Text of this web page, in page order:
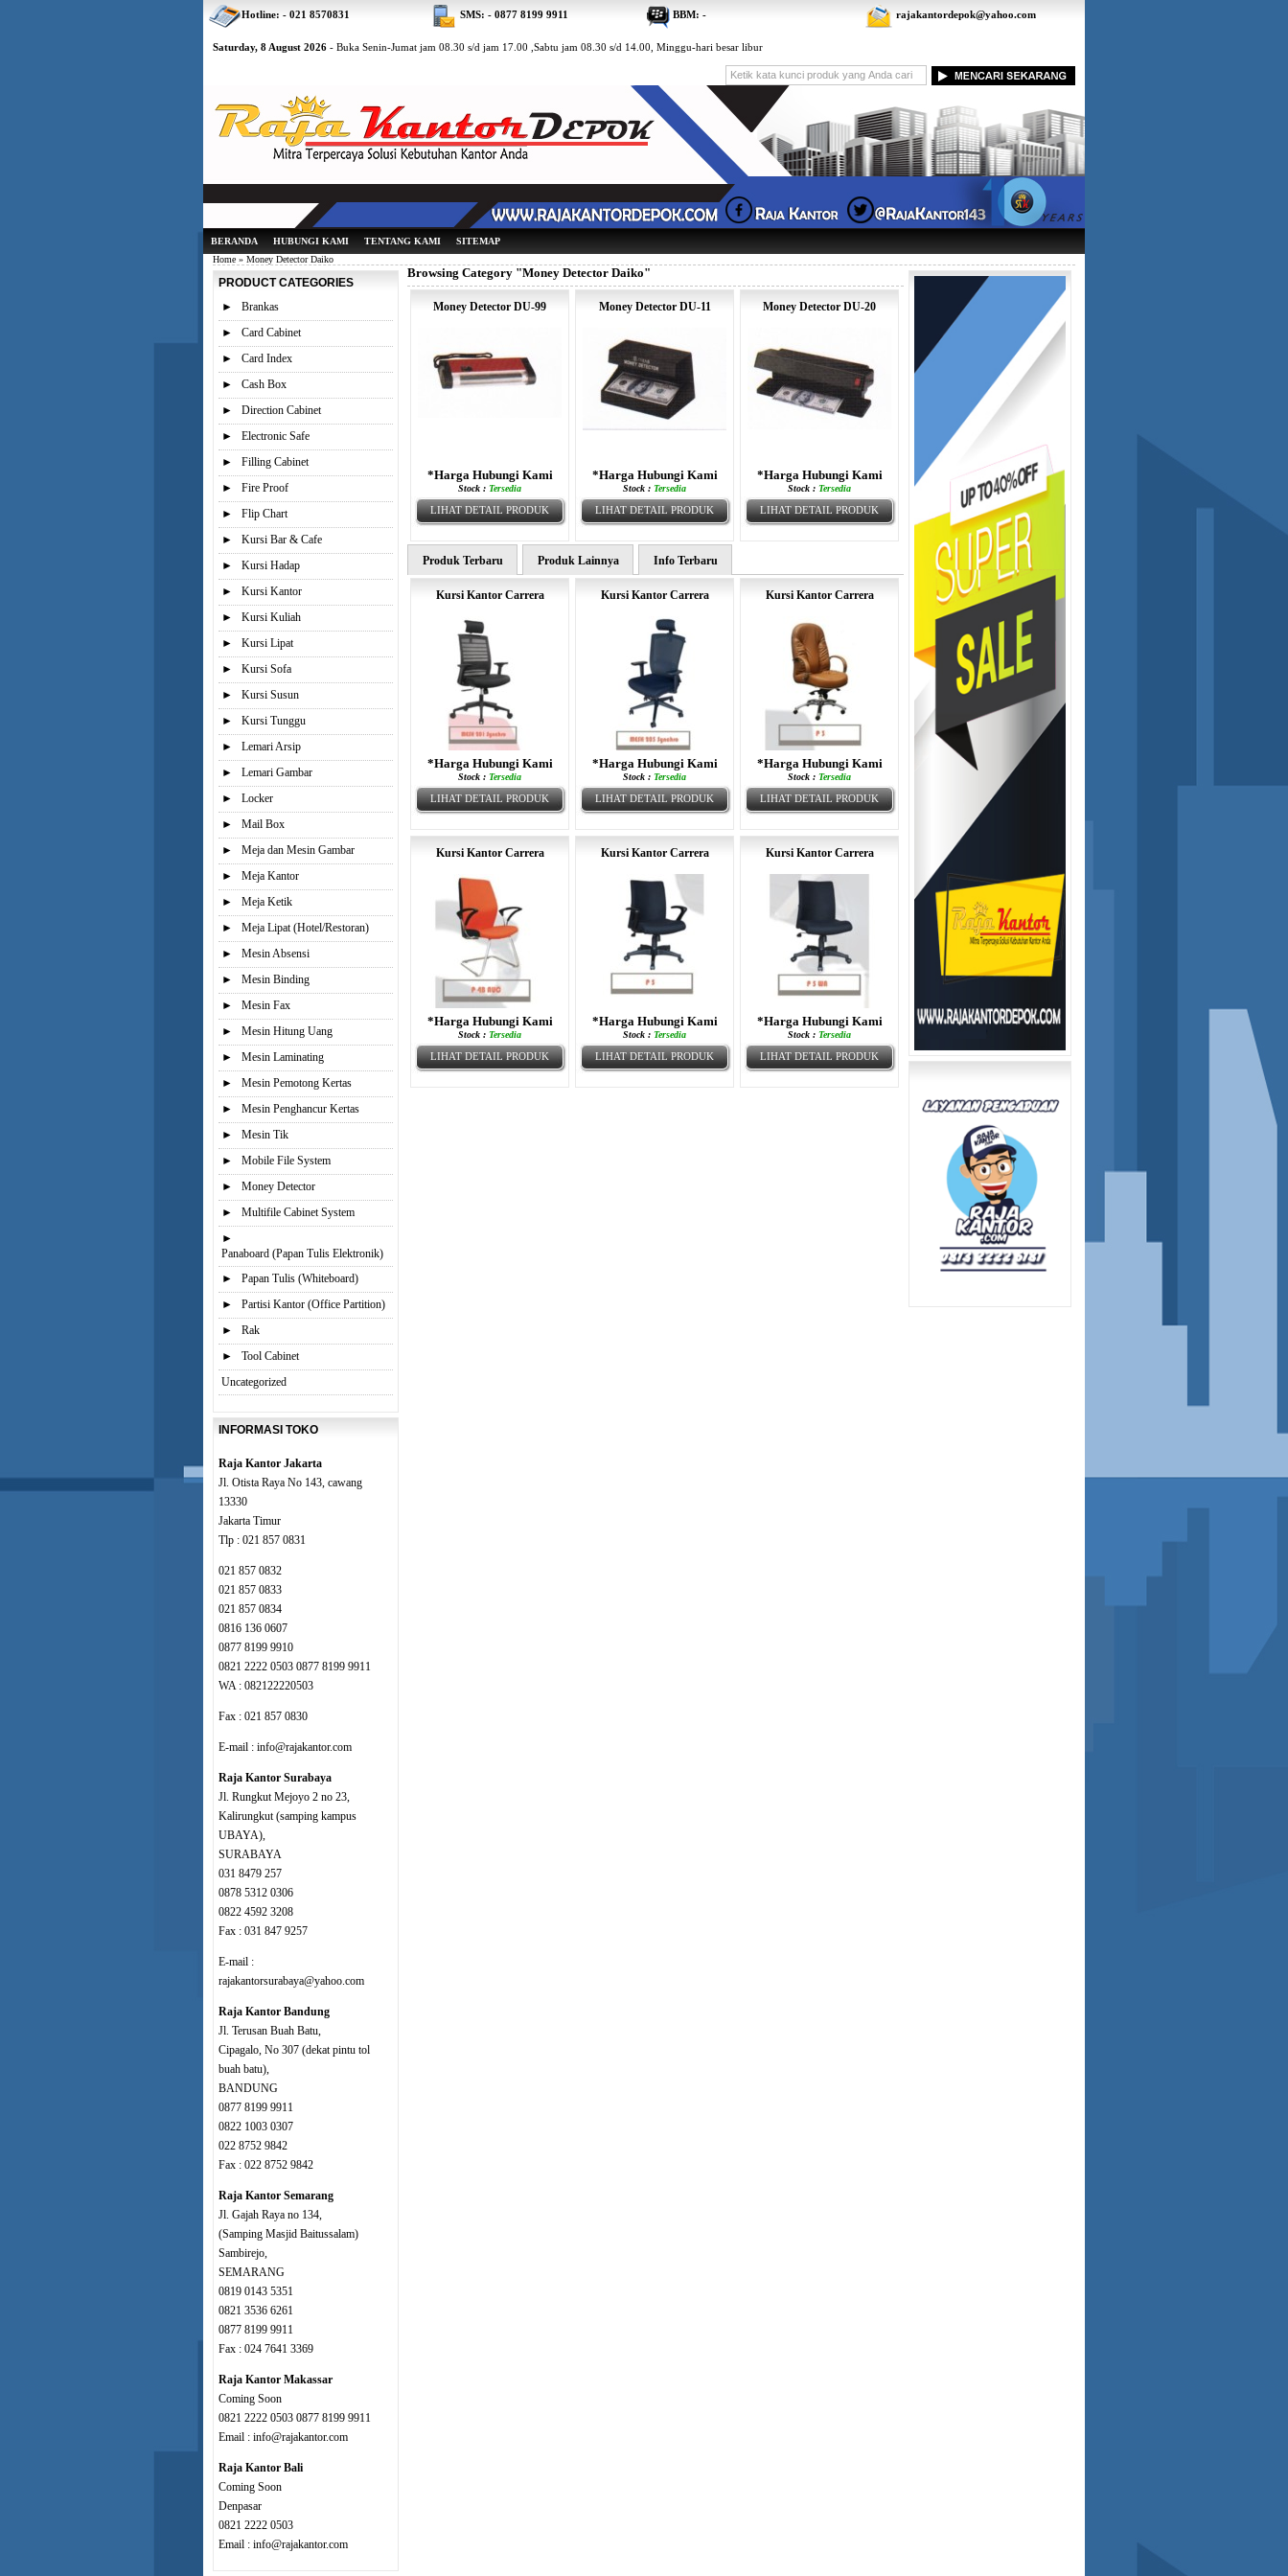
Saturday, 8 August 2026 - Buka Senin-Jumat jam 08.30 s/d jam 17.00 ,Sabtu jam 08.30 s/d 14.00, Minggu-hari besar libur
BERANDA HUBUNGI KAMI TENTANG KAMI
SITEMAP
Home » Money Detector Daiko
Browsing Category "Money Detector Daiko"
Money Detector DU-99
*Harga Hubungi Kami
Stock : Tersedia
LIHAT DETAIL PRODUK
Money Detector DU-11
*Harga Hubungi Kami
Stock : Tersedia
LIHAT DETAIL PRODUK
Money Detector DU-20
*Harga Hubungi Kami
Stock : Tersedia
LIHAT DETAIL PRODUK
Produk Terbaru Produk Lainnya Info Terbaru
Kursi Kantor Carrera
*Harga Hubungi Kami
Stock : Tersedia
LIHAT DETAIL PRODUK
Kursi Kantor Carrera
*Harga Hubungi Kami
Stock : Tersedia
LIHAT DETAIL PRODUK
Kursi Kantor Carrera
*Harga Hubungi Kami
Stock : Tersedia
LIHAT DETAIL PRODUK
Kursi Kantor Carrera
*Harga Hubungi Kami
Stock : Tersedia
LIHAT DETAIL PRODUK
Kursi Kantor Carrera
*Harga Hubungi Kami
Stock : Tersedia
LIHAT DETAIL PRODUK
Kursi Kantor Carrera
*Harga Hubungi Kami
Stock : Tersedia
LIHAT DETAIL PRODUK
PRODUCT CATEGORIES
►
Brankas
►
Card Cabinet
►
Card Index
►
Cash Box
►
Direction Cabinet
►
Electronic Safe
►
Filling Cabinet
►
Fire Proof
►
Flip Chart
►
Kursi Bar & Cafe
►
Kursi Hadap
►
Kursi Kantor
►
Kursi Kuliah
►
Kursi Lipat
►
Kursi Sofa
►
Kursi Susun
►
Kursi Tunggu
►
Lemari Arsip
►
Lemari Gambar
►
Locker
►
Mail Box
►
Meja dan Mesin Gambar
►
Meja Kantor
►
Meja Ketik
►
Meja Lipat (Hotel/Restoran)
►
Mesin Absensi
►
Mesin Binding
►
Mesin Fax
►
Mesin Hitung Uang
►
Mesin Laminating
►
Mesin Pemotong Kertas
►
Mesin Penghancur Kertas
►
Mesin Tik
►
Mobile File System
►
Money Detector
►
Multifile Cabinet System
►
Panaboard (Papan Tulis Elektronik)
►
Papan Tulis (Whiteboard)
►
Partisi Kantor (Office Partition)
►
Rak
►
Tool Cabinet
Uncategorized
INFORMASI TOKO
Raja Kantor Jakarta
Jl. Otista Raya No 143, cawang
13330
Jakarta Timur
Tlp : 021 857 0831
021 857 0832
021 857 0833
021 857 0834
0816 136 0607
0877 8199 9910
0821 2222 0503 0877 8199 9911
WA : 082122220503
Fax : 021 857 0830
E-mail : info@rajakantor.com
Raja Kantor Surabaya
Jl. Rungkut Mejoyo 2 no 23,
Kalirungkut (samping kampus
UBAYA),
SURABAYA
031 8479 257
0878 5312 0306
0822 4592 3208
Fax : 031 847 9257
E-mail :
rajakantorsurabaya@yahoo.com
Raja Kantor Bandung
Jl. Terusan Buah Batu,
Cipagalo, No 307 (dekat pintu tol
buah batu),
BANDUNG
0877 8199 9911
0822 1003 0307
022 8752 9842
Fax : 022 8752 9842
Raja Kantor Semarang
Jl. Gajah Raya no 134,
(Samping Masjid Baitussalam)
Sambirejo,
SEMARANG
0819 0143 5351
0821 3536 6261
0877 8199 9911
Fax : 024 7641 3369
Raja Kantor Makassar
Coming Soon
0821 2222 0503 0877 8199 9911
Email : info@rajakantor.com
Raja Kantor Bali
Coming Soon
Denpasar
0821 2222 0503
Email : info@rajakantor.com
Hotline: - 021 8570831 SMS: - 0877 8199 9911 BBM: - rajakantordepok@yahoo.com